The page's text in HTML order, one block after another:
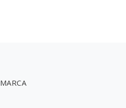
MARCA